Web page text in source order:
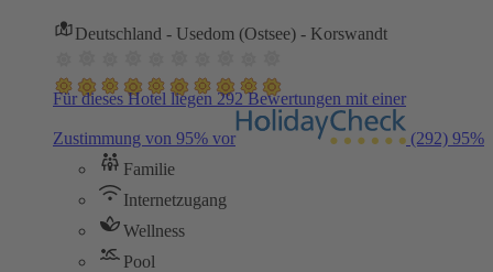
Deutschland - Usedom (Ostsee) - Korswandt
Für dieses Hotel liegen 292 Bewertungen mit einer
Zustimmung von 95% vor (292) 95%
Familie
Internetzugang
Wellness
Pool